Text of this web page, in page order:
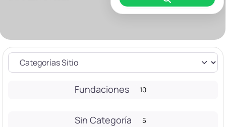
Fundaciones 10
Sin Categoría 5